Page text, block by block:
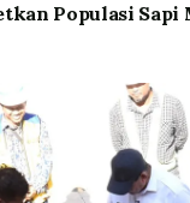
Populasi